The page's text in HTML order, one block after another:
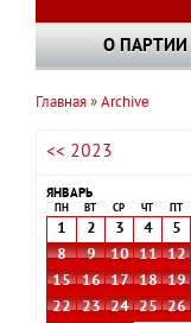
О ПАРТИИ
навигации
Главная Archive
<< 2023
ЯНВАРЬ
ПН ВТ СР ЧТ
1 2 3 4 5
8
9 10 11 12
15
16 17 18 19
22
23 24 25 26